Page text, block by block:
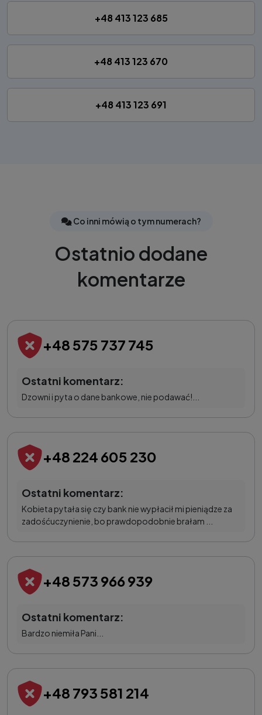
+48 413 123 685
+48 413 123 670
+48 413 123 691
Co inni mówią o tym numerach?
Ostatnio dodane
komentarze
+48 575 737 745
Ostatni komentarz:
Dzowni i pyta o dane bankowe, nie podawać!...
+48 224 605 230
Ostatni komentarz:
Kobieta pytała się czy bank nie wypłacił mi pieniądze za
zadośćuczynienie, bo prawdopodobnie brałam ...
+48 573 966 939
Ostatni komentarz:
Bardzo niemiła Pani...
+48 793 581 214